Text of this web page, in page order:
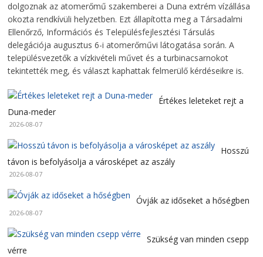
dolgoznak az atomerőmű szakemberei a Duna extrém vízállása
okozta rendkívüli helyzetben. Ezt állapította meg a Társadalmi
Ellenőrző, Információs és Településfejlesztési Társulás
delegációja augusztus 6-i atomerőművi látogatása során. A
településvezetők a vízkivételi művet és a turbinacsarnokot
tekintették meg, és választ kaphattak felmerülő kérdéseikre is.
Értékes leleteket rejt a
Duna-meder
2026-08-07
Hosszú
távon is befolyásolja a városképet az aszály
2026-08-07
Óvják az időseket a hőségben
2026-08-07
Szükség van minden csepp
vérre